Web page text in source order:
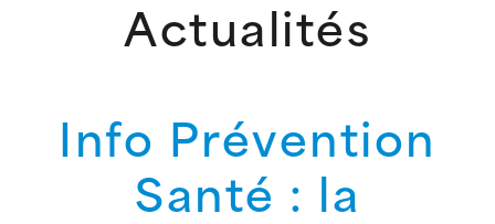
Actualités
Info Prévention
Santé : la